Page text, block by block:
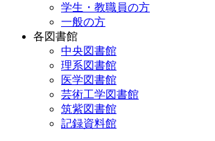
学生・教職員の方
一般の方
各図書館
中央図書館
理系図書館
医学図書館
芸術工学図書館
筑紫図書館
記録資料館